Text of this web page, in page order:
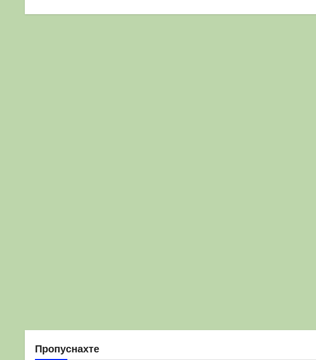
Пропуснахте